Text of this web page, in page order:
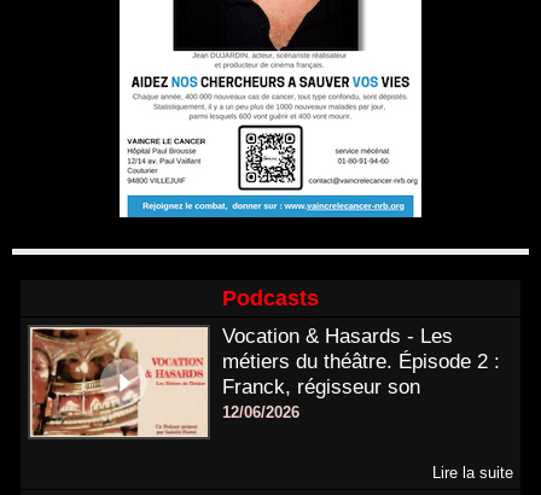
Podcasts
Vocation & Hasards - Les
métiers du théâtre. Épisode 2 :
Franck, régisseur son
12/06/2026
Lire la suite